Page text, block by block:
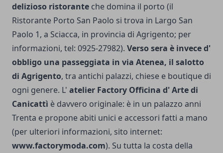
delizioso ristorante che domina il porto (il
Ristorante Porto San Paolo si trova in Largo San
Paolo 1, a Sciacca, in provincia di Agrigento; per
informazioni, tel: 0925-27982). Verso sera è invece d'
obbligo una passeggiata in via Atenea, il salot­to
di Agrigento, tra antichi palazzi, chiese e boutique di
ogni genere. L' atelier Factory Officina d' Arte di
Canicattì è davvero originale: è in un palazzo anni
Trenta e propone abiti unici e accessori fatti a mano
(per ulteriori informazioni, sito internet:
www.factorymoda.com). Su tutta la costa della